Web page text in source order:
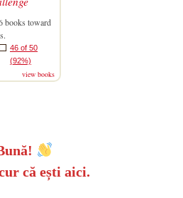
books toward
46 of 50
(92%)
view books
că ești aici.